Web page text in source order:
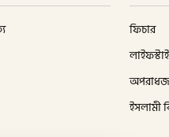
ফিচার
ইসলামী